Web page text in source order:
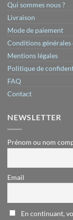
Qui sommes nous ?
Livraison
Mode de paiement
Conditions générales
Mentions légales
Politique de
FAQ
Contact
NEWSLETTER
Prénom ou nom
Email
En continuant,